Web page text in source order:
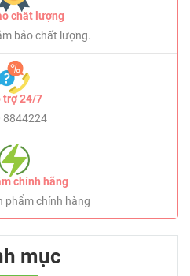
chất lượng
bảo chất lượng.
trợ 24/7
8844224
chính hãng
phẩm chính hàng
mục